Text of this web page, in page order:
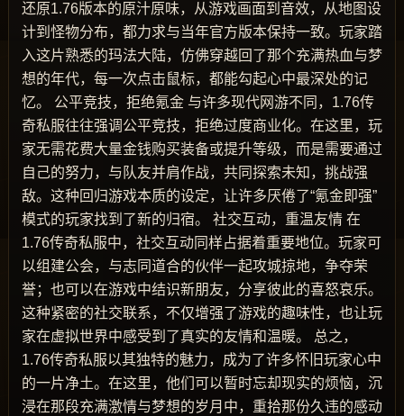
还原1.76版本的原汁原味，从游戏画面到音效，从地图设
计到怪物分布，都力求与当年官方版本保持一致。玩家踏
入这片熟悉的玛法大陆，仿佛穿越回了那个充满热血与梦
想的年代，每一次点击鼠标，都能勾起心中最深处的记
忆。 公平竞技，拒绝氪金 与许多现代网游不同，1.76传
奇私服往往强调公平竞技，拒绝过度商业化。在这里，玩
家无需花费大量金钱购买装备或提升等级，而是需要通过
自己的努力，与队友并肩作战，共同探索未知，挑战强
敌。这种回归游戏本质的设定，让许多厌倦了“氪金即强”
模式的玩家找到了新的归宿。 社交互动，重温友情 在
1.76传奇私服中，社交互动同样占据着重要地位。玩家可
以组建公会，与志同道合的伙伴一起攻城掠地，争夺荣
誉；也可以在游戏中结识新朋友，分享彼此的喜怒哀乐。
这种紧密的社交联系，不仅增强了游戏的趣味性，也让玩
家在虚拟世界中感受到了真实的友情和温暖。 总之，
1.76传奇私服以其独特的魅力，成为了许多怀旧玩家心中
的一片净土。在这里，他们可以暂时忘却现实的烦恼，沉
浸在那段充满激情与梦想的岁月中，重拾那份久违的感动